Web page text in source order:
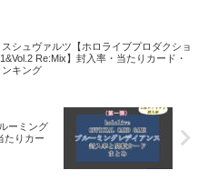
スシュヴァルツ【ホロライブプロダクショ
Re:Mix】封入率・当たりカード・
キング
ーミング
たりカー